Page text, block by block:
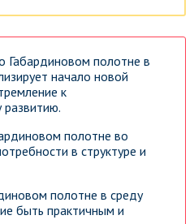
Габардиновом полотне в
начало новой
к
полотне во
в структуре и
полотне в среду
быть практичным и